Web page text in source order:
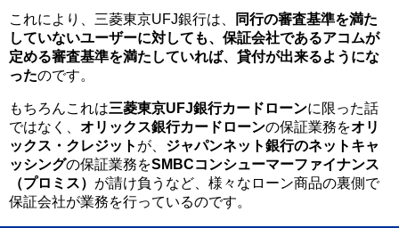
これにより、三菱東京UFJ銀行は、
同行の審査基準を満た
していないユーザーに対しても、保証会社であるアコムが
定める審査基準を満たしていれば、貸付が出来るようにな
ったのです。
もちろんこれは三菱東京UFJ銀行カードローンに限った話
ではなく、 オリックス銀行カードローンの保証業務をオリ
ックス・クレジット が、 ジャパンネット銀行のネットキャ
ッシングの保証業務をSMBCコンシューマーファイナンス
（プロミス） が請け負うなど、様々なローン商品の裏側で
保証会社が業務を行っているのです。